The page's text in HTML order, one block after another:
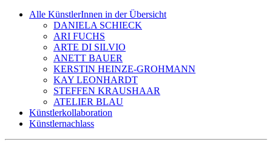
Alle KünstlerInnen in der Übersicht
DANIELA SCHIECK
ARI FUCHS
ARTE DI SILVIO
ANETT BAUER
KERSTIN HEINZE-GROHMANN
KAY LEONHARDT
STEFFEN KRAUSHAAR
ATELIER BLAU
Künstlerkollaboration
Künstlernachlass